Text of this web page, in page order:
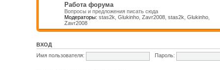
Работа форума
Вопросы и предложения писать сюда
Модераторы: stas2k Glukinho, Zavr2008, stas2k Glukinho,
Zavr2008
ВХОД
Имя пользователя:
Пароль: